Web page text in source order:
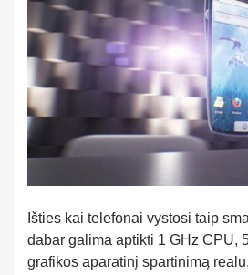
Išties kai telefonai vystosi taip
dabar galima aptikti 1 GHz CPU,
grafikos aparatinį spartinimą